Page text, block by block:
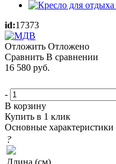
id:17373
Отложить Отложено
Сравнить В сравнении
16 580 руб.
-
В корзину
Купить в 1 клик
Основные характеристики
?
Длина (см)